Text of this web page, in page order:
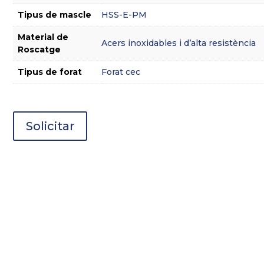
Tipus de mascle HSS-E-PM
Material de
Roscatge
Acers inoxidables i d’alta resistència
Tipus de forat Forat cec
Solicitar